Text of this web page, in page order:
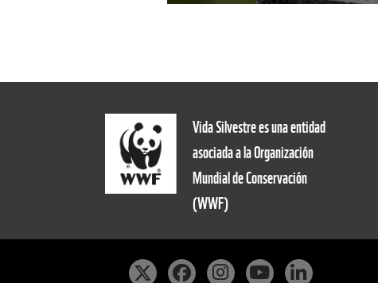
Vida Silvestre es una entidad
asociada a la Organización
Mundial de Conservación
(WWF)